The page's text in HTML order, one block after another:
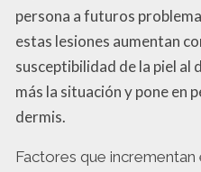
persona a futuros
estas lesiones aumentan
susceptibilidad de la piel al
más la situación y pone en
dermis.
Factores que